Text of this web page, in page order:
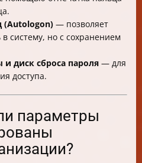
(Autologon) — позволяет
систему, но с сохранением
диск сброса пароля — для
доступа.
параметры